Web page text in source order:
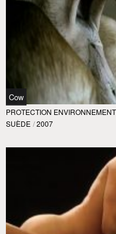
Cow
PROTECTION ENVIRONNEMENT
SUÈDE / 2007